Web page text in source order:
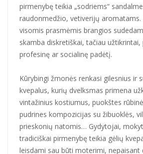
pirmenybę teikia „sodriems“
raudonmedžio, vetiverijų aromatams.
visomis prasmėmis brangios
skamba diskretiškai, tačiau užtikrintai,
profesinę ar socialinę padėtį.
Kūrybingi žmonės renkasi gilesnius ir
kvepalus, kurių dvelksmas primena
vintažinius kostiumus, puokštes
pudrines kompozicijas su žibuoklės,
prieskonių natomis… Gydytojai,
tradiciškai pirmenybę teikia gėlių
leisdami sau būti moterimi, nepaisant